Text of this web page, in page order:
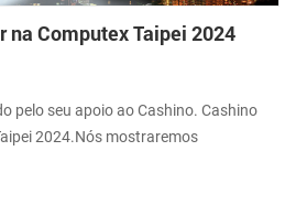
na Computex Taipei 2024
pelo seu apoio ao Cashino. Cashino
2024.Nós mostraremos
e populares no evento. Sinceramente
estande. Adicionar:Centro de